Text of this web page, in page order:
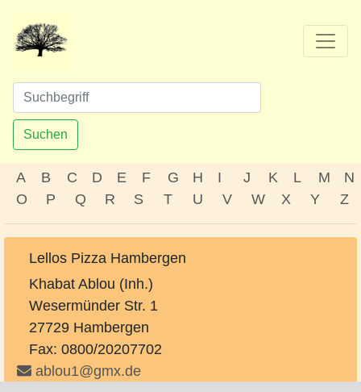
Suchen
A B C D E F G H I J K L M
N
O
P Q R S T U V W X Y Z
Lellos Pizza Hambergen
Khabat Ablou (Inh.)
Wesermünder Str. 1
27729 Hambergen
Fax: 0800/20207702
ablou1@gmx.de